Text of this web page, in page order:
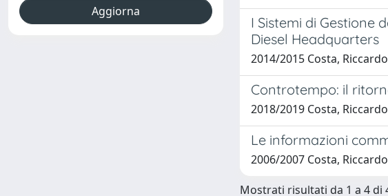
I Sistemi di Gestione
Diesel Headquarters
2014/2015 Costa, Riccardo
Controtempo: il
2018/2019 Costa, Riccardo
Le informazioni
2006/2007 Costa, Riccardo
Mostrati risultati da 1 a 4 di